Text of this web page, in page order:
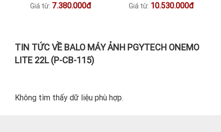
Giá từ: 7.380.000đ Giá từ: 10.530.000đ
TIN TỨC VỀ BALO MÁY ẢNH PGYTECH ONEMO
LITE 22L (P-CB-115)
Không tìm thấy dữ liệu phù hợp.